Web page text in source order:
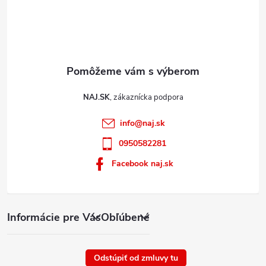
Informácie pre VásObľúbené
NAJ.SK
info@naj.sk
0950582281
Facebook naj.sk
Odstúpiť od zmluvy tu